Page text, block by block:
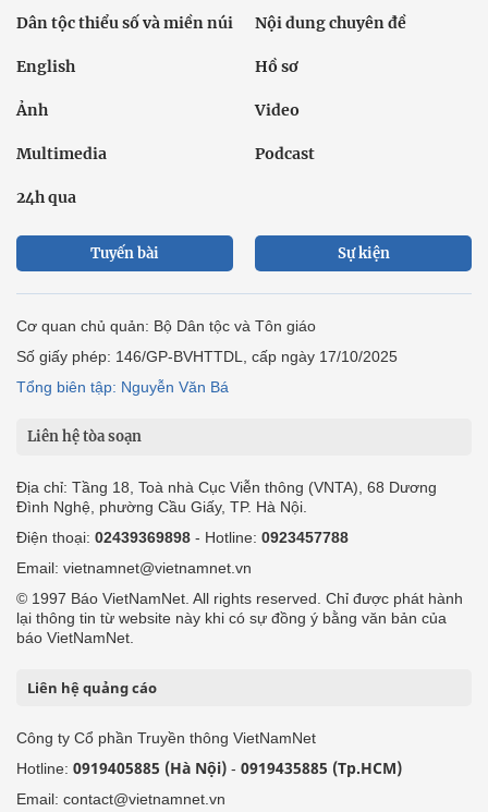
Dân tộc thiểu số và miền núi Nội dung chuyên đề
English Hồ sơ
Ảnh Video
Multimedia Podcast
24h qua
Tuyến bài Sự kiện
Cơ quan chủ quản: Bộ Dân tộc và Tôn giáo
Số giấy phép: 146/GP-BVHTTDL, cấp ngày 17/10/2025
Tổng biên tập: Nguyễn Văn Bá
Liên hệ tòa soạn
Địa chỉ: Tầng 18, Toà nhà Cục Viễn thông (VNTA), 68 Dương
Đình Nghệ, phường Cầu Giấy, TP. Hà Nội.
Điện thoại: 02439369898 - Hotline: 0923457788
Email: vietnamnet@vietnamnet.vn
© 1997 Báo VietNamNet. All rights reserved. Chỉ được phát hành
lại thông tin từ website này khi có sự đồng ý bằng văn bản của
báo VietNamNet.
Liên hệ quảng cáo
Công ty Cổ phần Truyền thông VietNamNet
Hotline: 0919405885 (Hà Nội) - 0919435885 (Tp.HCM)
Email: contact@vietnamnet.vn